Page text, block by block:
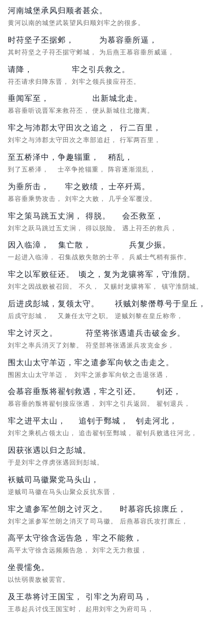
河南城堡承风归顺者甚众。
黄河以南的城堡武装望风归顺刘牢之的很多。
时苻坚子丕据邺，
其时苻坚之子苻丕据守邺城，
为慕容垂所逼，
为后燕王慕容垂所威逼，
请降，
苻丕请求归降东晋，
牢之引兵救之。
刘牢之领兵接应苻丕。
垂闻军至，
慕容垂听说晋军来救苻丕，
出新城北走。
便从新城往北撤离。
牢之与沛郡太守田次之追之，
刘牢之与沛郡太守田次之率部追赶，
行二百里，
行军两百里，
至五桥泽中，
到了五桥泽，
争趣辎重，
士卒争抢辎重，
稍乱，
阵容逐渐混乱，
为垂所击，
慕容垂乘势攻击，
牢之败绩，
刘牢之大败，
士卒歼焉。
几乎全军覆没。
牢之策马跳五丈涧，
刘牢之跃马跳过五丈涧，
得脱。
得以脱险。
会丕救至，
遇上苻丕的救兵，
因入临漳，
一起进入临漳，
集亡散，
召集战败失散的士卒，
兵复少振。
兵威士气稍有振作。
牢之以军败征还。
刘牢之因战败被召回。
顷之，
不久，
复为龙骧将军，
又赐封龙骧将军，
守淮阴。
镇守淮阴城。
后进戍彭城，
后戍守彭城，
复领太守。
又兼任太守之职。
祅贼刘黎僭尊号于皇丘，
逆贼刘黎在皇丘称帝，
牢之讨灭之。
刘牢之率兵消灭了刘黎。
苻坚将张遇遣兵击破金乡。
苻坚部将张遇派兵攻克金乡，
围太山太守羊迈，
围困太山太守羊迈，
牢之遣参军向钦之击走之。
刘牢之派参军向钦之击退张遇，
会慕容垂叛将翟钊救遇，
慕容垂的叛将翟钊接应张遇，
牢之引还。
刘牢之引兵返回。
钊还，
翟钊退兵，
牢之进平太山，
刘牢之乘机占领太山，
追钊于鄄城，
追击翟钊至鄄城，
钊走河北，
翟钊兵败逃往河北，
因获张遇以归之彭城。
于是刘牢之俘虏张遇回到彭城。
袄贼司马徽聚党马头山，
逆贼司马徽在马头山聚众反抗东晋，
牢之遣参军竺朗之讨灭之。
刘牢之派参军竺朗之消灭了司马徽。
时慕容氏掠廪丘，
后燕慕容氏攻打廪丘，
高平太守徐含远告急，
高平太守徐含远频频告急，
牢之不能救，
刘牢之无力救援，
坐畏懦免。
以怯弱畏敌被罢官。
及王恭将讨王国宝，
王恭起兵讨伐王国宝时，
引牢之为府司马，
起用刘牢之为府司马，